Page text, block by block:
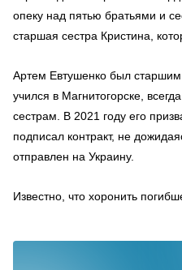
опеку над пятью братьями и
старшая сестра Кристина,
Артем Евтушенко был
учился в Магнитогорске,
сестрам. В 2021 году его
подписал контракт, не
отправлен на Украину.
Известно, что хоронить